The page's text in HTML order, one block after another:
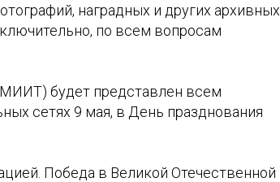
наградных и других архивных
по всем вопросам
будет представлен всем
сетях 9 мая, в День празднования
Победа в Великой Отечественной